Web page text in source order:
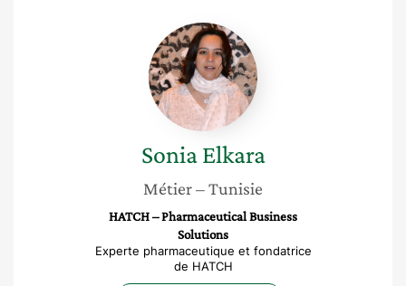
Sonia
Elkara
Sonia Elkara
Métier– Tunisie
HATCH – Pharmaceutical Business
Solutions
Experte pharmaceutique et fondatrice
de HATCH